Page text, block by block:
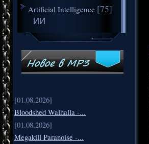
Artificial Intelligence [75]
ИИ
[01.08.2026]
Bloodshed Walhalla -...
[01.08.2026]
Megakill Paranoise -...